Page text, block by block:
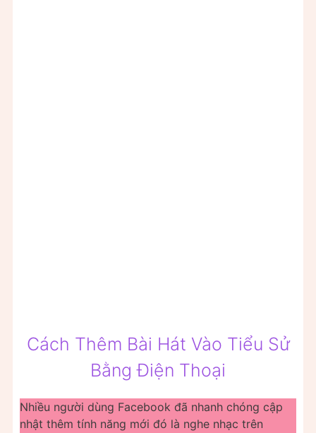
Cách Thêm Bài Hát Vào Tiểu Sử
Bằng Điện Thoại
Nhiều người dùng Facebook đã nhanh chóng cập
nhật thêm tính năng mới đó là nghe nhạc trên